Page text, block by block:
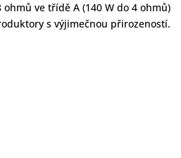
ve třídě A (140 W do 4 ohmů)
s výjimečnou přirozeností.